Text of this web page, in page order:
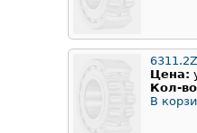
6311.2Z
Цена:
Кол-
В